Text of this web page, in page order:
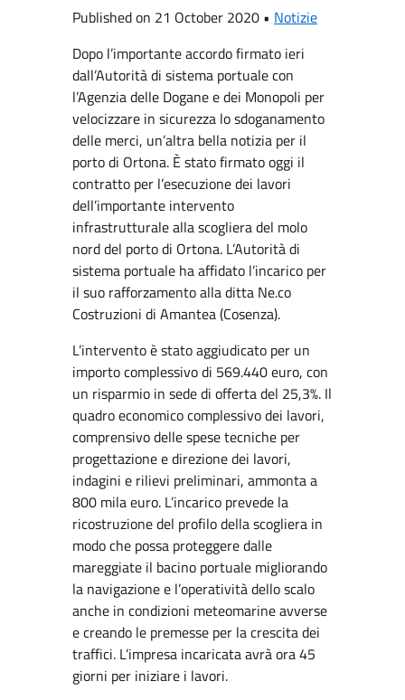
Published on 21 October 2020 • Notizie
Dopo l’importante accordo firmato ieri
dall’Autorità di sistema portuale con
l’Agenzia delle Dogane e dei Monopoli per
velocizzare in sicurezza lo sdoganamento
delle merci, un’altra bella notizia per il
porto di Ortona. È stato firmato oggi il
contratto per l’esecuzione dei lavori
dell’importante intervento
infrastrutturale alla scogliera del molo
nord del porto di Ortona. L’Autorità di
sistema portuale ha affidato l’incarico per
il suo rafforzamento alla ditta Ne.co
Costruzioni di Amantea (Cosenza).
L’intervento è stato aggiudicato per un
importo complessivo di 569.440 euro, con
un risparmio in sede di offerta del 25,3%. Il
quadro economico complessivo dei lavori,
comprensivo delle spese tecniche per
progettazione e direzione dei lavori,
indagini e rilievi preliminari, ammonta a
800 mila euro. L’incarico prevede la
ricostruzione del profilo della scogliera in
modo che possa proteggere dalle
mareggiate il bacino portuale migliorando
la navigazione e l’operatività dello scalo
anche in condizioni meteomarine avverse
e creando le premesse per la crescita dei
traffici. L’impresa incaricata avrà ora 45
giorni per iniziare i lavori.